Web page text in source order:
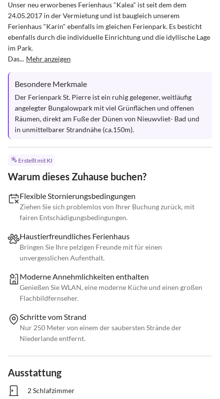
Unser neu erworbenes Ferienhaus "Kalea" ist seit dem dem
24.05.2017 in der Vermietung und ist baugleich unserem
Ferienhaus "Karin" ebenfalls im gleichen Ferienpark. Es besticht
ebenfalls durch die individuelle Einrichtung und die idyllische Lage
im Park.
Das... Mehr anzeigen
Besondere Merkmale
Der Ferienpark St. Pierre ist ein ruhig gelegener, weitläufig
angelegter Bungalowpark mit viel Grünflächen und offenen
Räumen, direkt am Fuße der Dünen von Nieuwvliet- Bad und
in unmittelbarer Strandnähe (ca.150m).
Erstellt mit KI
Warum dieses Zuhause buchen?
Flexible Stornierungsbedingungen
Ziehen Sie sich problemlos von Ihrer Buchung zurück, mit
fairen Entschädigungsbedingungen.
Haustierfreundliches Ferienhaus
Bringen Sie Ihre pelzigen Freunde mit für einen
unvergesslichen Aufenthalt.
Moderne Annehmlichkeiten enthalten
Genießen Sie WLAN, eine moderne Küche und einen großen
Flachbildfernseher.
Schritte vom Strand
Nur 250 Meter von einem der saubersten Strände der
Niederlande entfernt.
Ausstattung
2 Schlafzimmer